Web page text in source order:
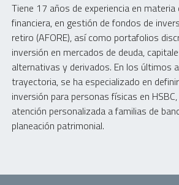
Tiene 17 años de experiencia en
financiera, en gestión de fondos de
retiro (AFORE), así como portafolios
inversión en mercados de deuda,
alternativas y derivados. En los últimos
trayectoria, se ha especializado en
inversión para personas físicas en
atención personalizada a familias de
planeación patrimonial.